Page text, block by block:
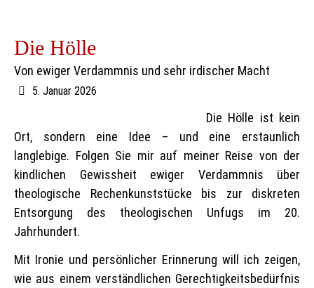
Die Hölle
Von ewiger Verdammnis und sehr irdischer Macht
5. Januar 2026
Die Hölle ist kein
Ort, sondern eine Idee – und eine erstaunlich
langlebige. Folgen Sie mir auf meiner Reise von der
kindlichen Gewissheit ewiger Verdammnis über
theologische Rechenkunststücke bis zur diskreten
Entsorgung des theologischen Unfugs im 20.
Jahrhundert.
Mit Ironie und persönlicher Erinnerung will ich zeigen,
wie aus einem verständlichen Gerechtigkeitsbedürfnis